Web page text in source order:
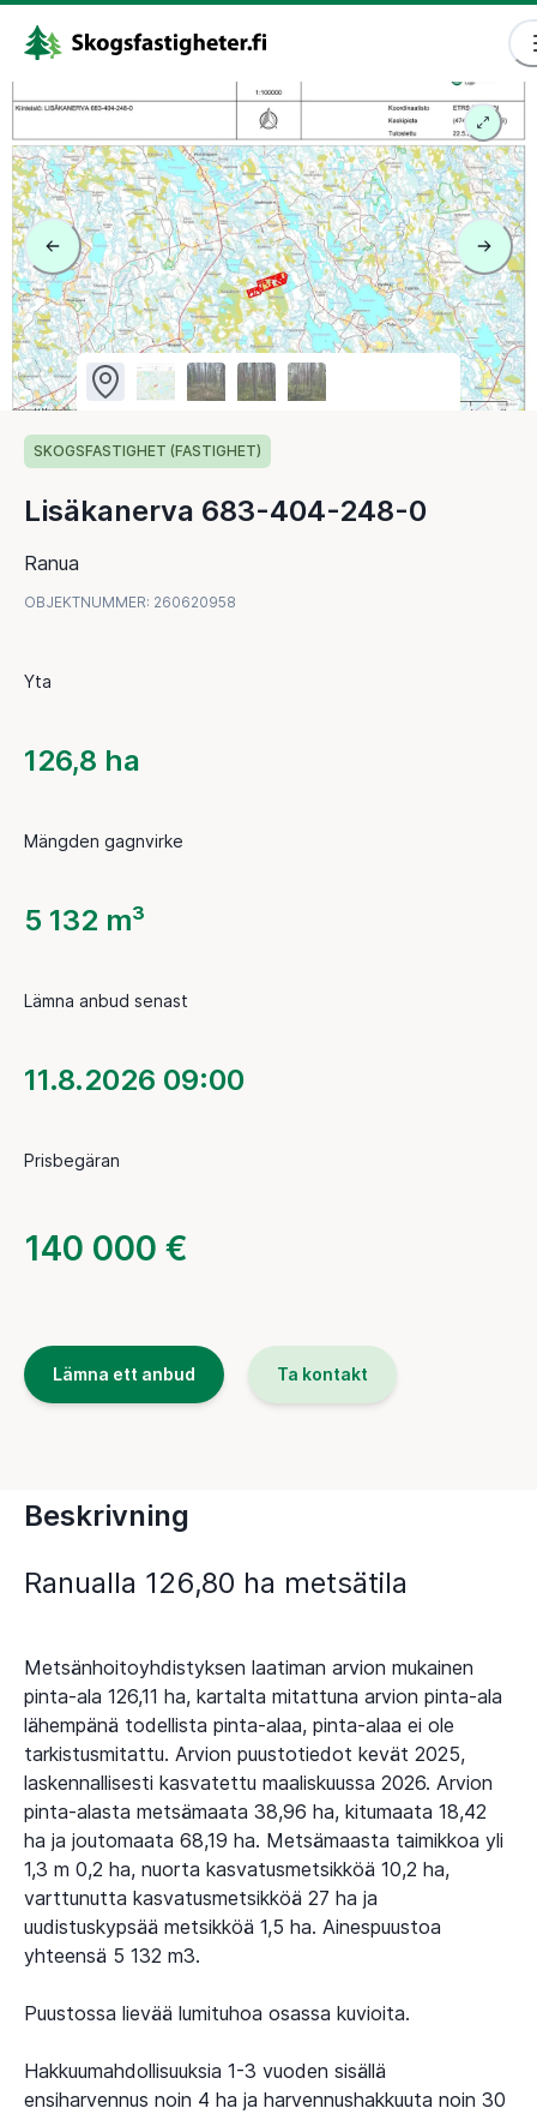
SKOGSFASTIGHET (FASTIGHET)
Lisäkanerva 683-404-248-0
Ranua
OBJEKTNUMMER: 260620958
Yta
126,8 ha
Mängden gagnvirke
5 132 m³
Lämna anbud senast
11.8.2026 09:00
Prisbegäran
140 000 €
Lämna ett anbud Ta kontakt
Beskrivning
Ranualla 126,80 ha metsätila
Metsänhoitoyhdistyksen laatiman arvion mukainen
pinta-ala 126,11 ha, kartalta mitattuna arvion pinta-ala
lähempänä todellista pinta-alaa, pinta-alaa ei ole
tarkistusmitattu. Arvion puustotiedot kevät 2025,
laskennallisesti kasvatettu maaliskuussa 2026. Arvion
pinta-alasta metsämaata 38,96 ha, kitumaata 18,42
ha ja joutomaata 68,19 ha. Metsämaasta taimikkoa yli
1,3 m 0,2 ha, nuorta kasvatusmetsikköä 10,2 ha,
varttunutta kasvatusmetsikköä 27 ha ja
uudistuskypsää metsikköä 1,5 ha. Ainespuustoa
yhteensä 5 132 m3.
Puustossa lievää lumituhoa osassa kuvioita.
Hakkuumahdollisuuksia 1-3 vuoden sisällä
ensiharvennus noin 4 ha ja harvennushakkuuta noin 30